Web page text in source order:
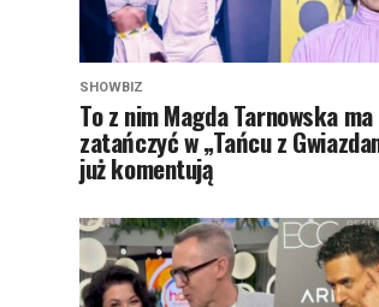
SHOWBIZ
To z nim Magda Tarnowska ma
zatańczyć w „Tańcu z
już komentują